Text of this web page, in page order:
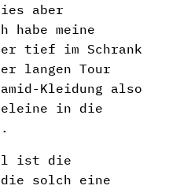
aber
habe meine
tief im Schrank
langen Tour
Kleidung also
in die
ist die
die solch eine